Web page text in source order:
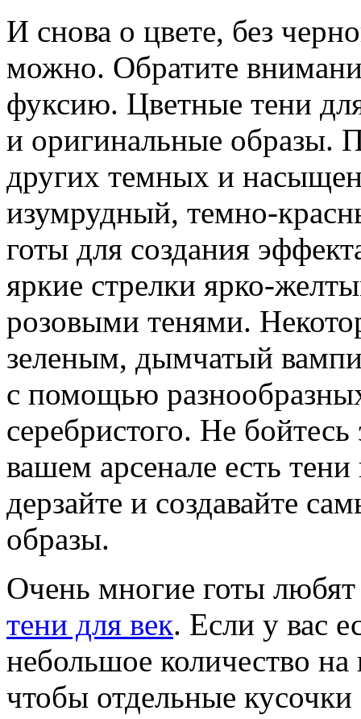
И снова о цвете, без
можно. Обратите
фуксию. Цветные тени
и оригинальные образы.
других темных и
изумрудный, темно-
готы для создания
яркие стрелки ярко-
розовыми тенями.
зеленым, дымчатый
с помощью
серебристого. Не
вашем арсенале есть
дерзайте и создавайте
образы.
Очень многие готы
тени для век. Если у вас
небольшое количество
чтобы отдельные кусочки